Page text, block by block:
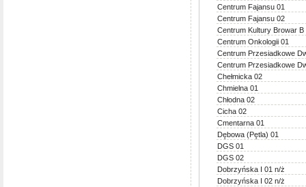
Centrum Fajansu 01
Centrum Fajansu 02
Centrum Kultury Browar B
Centrum Onkologii 01
Centrum Przesiadkowe
Centrum Przesiadkowe
Chełmicka 02
Chmielna 01
Chłodna 02
Cicha 02
Cmentarna 01
Dębowa (Pętla) 01
DGS 01
DGS 02
Dobrzyńska I 01 n/ż
Dobrzyńska I 02 n/ż